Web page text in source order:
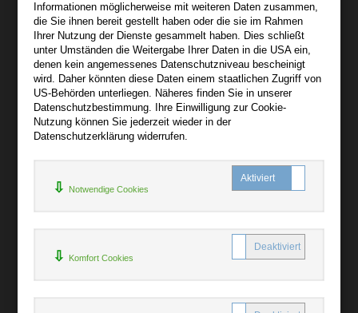
Über audiooo.net
AGB
Impressum
Widerruf
Datenschutz
Bibliotheksrabatt
MARC21-Datenimport
Informationen möglicherweise mit weiteren Daten zusammen,
die Sie ihnen bereit gestellt haben oder die sie im Rahmen
Ihrer Nutzung der Dienste gesammelt haben. Dies schließt
unter Umständen die Weitergabe Ihrer Daten in die USA ein,
denen kein angemessenes Datenschutzniveau bescheinigt
wird. Daher könnten diese Daten einem staatlichen Zugriff von
US-Behörden unterliegen. Näheres finden Sie in unserer
Datenschutzbestimmung. Ihre Einwilligung zur Cookie-
Nutzung können Sie jederzeit wieder in der
Datenschutzerklärung widerrufen.
Notwendige Cookies
Komfort Cookies